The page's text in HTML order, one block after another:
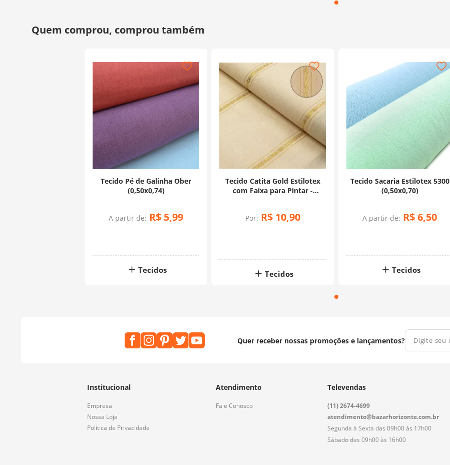
Tecido Pé de Galinha Ober
(0,50x0,74)
A partir de: R$ 5,99
Tecidos
Tecido Catita Gold Estilotex
com Faixa para Pintar -
Por: R$ 10,90
Tecidos
Tecido Sacaria Estilotex 5300
(0,50x0,70)
A partir de: R$6,50
Tecidos
Quer receber nossas promoções e lançamentos?
Institucional
Empresa
Nossa Loja
Política de Privacidade
Atendimento
Fale Conosco
Televendas
(11) 2674-4699
atendimento@bazarhorizonte.com.br
Segunda à Sexta das 09h00 às 17h00
Sábado das 09h00 às 16h00